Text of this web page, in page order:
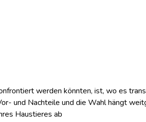
werden könnten, ist, wo es
und Nachteile und die Wahl hängt
Haustieres ab